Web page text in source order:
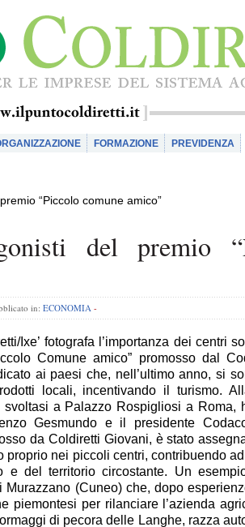
FORMAZIONE
PREVIDENZA
“Piccolo comune amico”
del premio
in: ECONOMIA -
Ixe’ fotografa l’importanza dei centri
Comune amico” promosso dal
ai paesi che, nell’ultimo anno, si
locali, incentivando il turismo.
svoltasi a Palazzo Rospigliosi a Roma,
Gesmundo e il presidente
da Coldiretti Giovani, è stato
proprio nei piccoli centri, contribuendo
e del territorio circostante. Un
Murazzano (Cuneo) che, dopo
piemontesi per rilanciare l’azienda
di pecora delle Langhe, razza